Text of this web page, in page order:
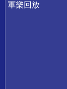
軍樂回放